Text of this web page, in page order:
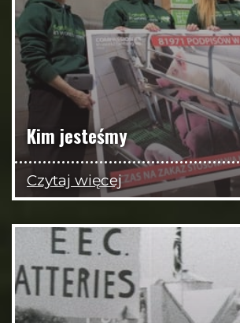
Kim jesteśmy
Czytaj więcej